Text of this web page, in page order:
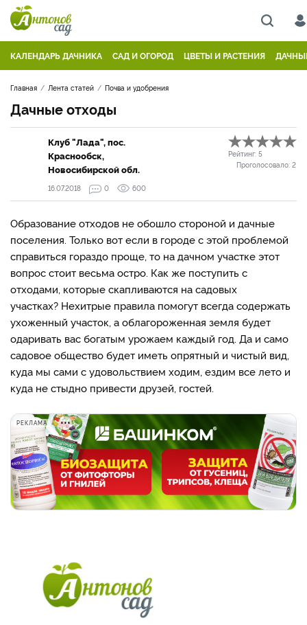
КАЛЕНДАРЬ ДАЧНИКА САД И ОГОРОД ЦВЕТЫ И РАСТЕНИЯ
Главная Лента статей Почва и удобрения
Дачные отходы
Клуб "Лада", пос.
Краснообск,
Новосибирской обл.
Рейтинг: 5
Проголосовало: 2
16.07.2018 0 600
Образование отходов не обошло стороной и дачные
поселения. Только вот если в городе с этой проблемой
справиться гораздо проще, то на дачном участке этот
вопрос стоит весьма остро. Как же поступить с
отходами, которые скапливаются на садовых
участках? Нехитрые правила помогут всегда содержать
ухоженный участок, а облагороженная земля будет
одаривать вас богатым урожаем каждый год. Да и само
садовое общество будет иметь опрятный и чистый вид,
куда мы сами с удовольствием ходим, ездим все лето и
куда не стыдно привести друзей, гостей.
РЕКЛАМА